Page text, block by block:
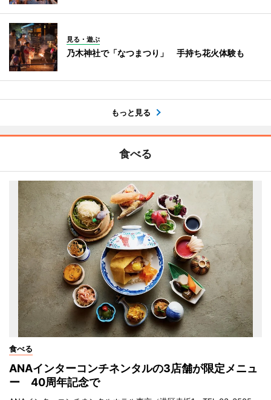
見る・遊ぶ
乃木神社で「なつまつり」 手持ち花火体験も
もっと見る
食べる
食べる
ANAインターコンチネンタルの3店舗が限定メニュ
ー 40周年記念で